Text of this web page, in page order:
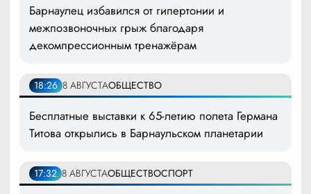
Барнаулец избавился от гипертонии и
межпозвоночных грыж благодаря
декомпрессионным тренажёрам
18:26 8 АВГУСТАОБЩЕСТВО
Бесплатные выставки к 65-летию полета Германа
Титова открылись в Барнаульском планетарии
17:32 8 АВГУСТАОБЩЕСТВОСПОРТ